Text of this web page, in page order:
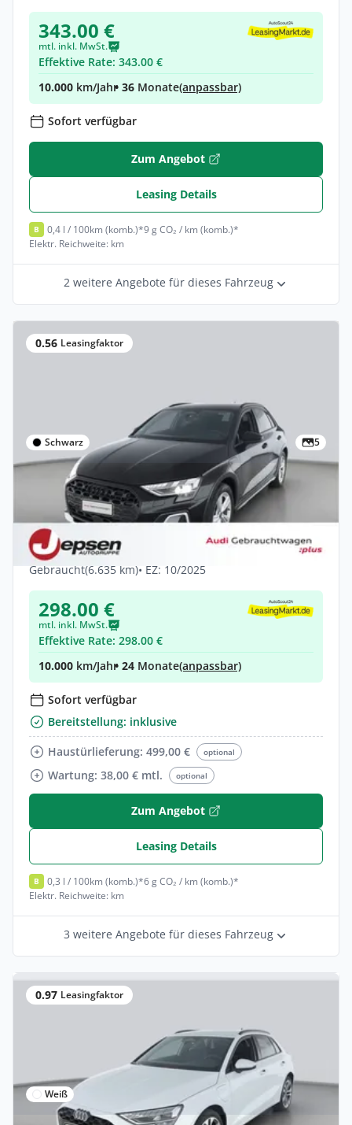
343.00 €
mtl. inkl. MwSt.
Effektive Rate: 343.00 €
10.000 km/Jahr• 36 Monate(anpassbar)
Sofort verfügbar
Zum Angebot
Leasing Details
B 0,4 l / 100km (komb.)*9 g CO₂ / km (komb.)*
Elektr. Reichweite: km
2 weitere Angebote für dieses Fahrzeug
0.56 Leasingfaktor
Schwarz 5
Privat & Gewerbe
Audi A3 allstreet TFSI e S tr. LED ACC Cam
FLA elSitz
Hybrid •Automatik •
Gebraucht(6.635 km)• EZ: 10/2025
298.00 €
mtl. inkl. MwSt.
Effektive Rate: 298.00 €
10.000 km/Jahr• 24 Monate(anpassbar)
Sofort verfügbar
Bereitstellung: inklusive
Haustürlieferung: 499,00 €
optional
Wartung: 38,00 € mtl. optional
Zum Angebot
Leasing Details
B 0,3 l / 100km (komb.)*6 g CO₂ / km (komb.)*
Elektr. Reichweite: km
3 weitere Angebote für dieses Fahrzeug
0.97 Leasingfaktor
Weiß